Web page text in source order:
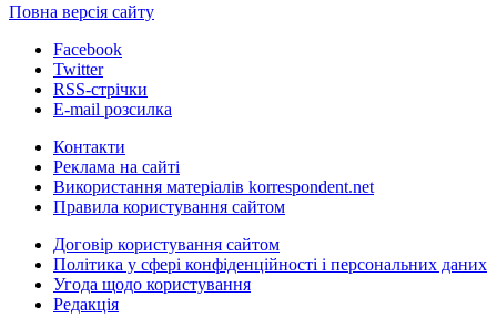
Повна версія сайту
Facebook
Twitter
RSS-стрічки
E-mail розсилка
Контакти
Реклама на сайті
Використання матеріалів korrespondent.net
Правила користування сайтом
Договір користування сайтом
Політика у сфері конфіденційності і персональних даних
Угода щодо користування
Редакція